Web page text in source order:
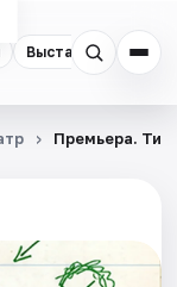
Выставки
Премьера.